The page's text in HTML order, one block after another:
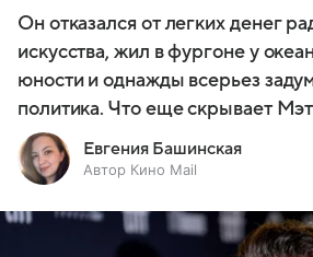
Он отказался от легких денег
искусства, жил в фургоне у
юности и однажды всерьез
политика. Что еще скрывает
Евгения Башинская
Автор Кино Mail